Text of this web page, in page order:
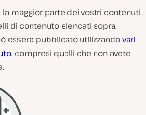
maggior parte dei vostri contenuti
di contenuto elencati sopra,
essere pubblicato utilizzandovari
, compresi quelli che non avete